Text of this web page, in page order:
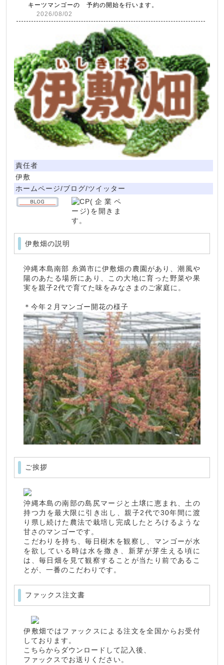
キーツマンゴーの 予約の開始を行います。
2026/08/02
責任者
伊敷
ホームページ/ブログ/ツイッター
伊敷畑の説明
沖縄本島南部 糸満市に伊敷畑の農園があり、潮風や
陽のあたる場所にあり、この大地に育った野菜や果
実を親子2代で育てた味をみなさまのご家庭に。
＊今年２月マンゴー開花の様子
ご挨拶
沖縄本島の南部の島尻マージと土壌に恵まれ、土の
持つ力を最大限に引き出し、親子2代で30年間に渡
り県し続けた農法で栽培し完成したとろけるような
甘さのマンゴーです。
こだわりを持ち、毎日樹木を観察し、マンゴーが水
を欲している時は水を撒き、新芽が芽生える頃に
は、毎日畑を見て観察することが当たり前であるこ
とが、一番のこだわりです。
ファックス注文書
伊敷畑ではファックスによる注文を全国からお受付
しております。
こちらからダウンロードして記入後、
ファックスでお送りください。